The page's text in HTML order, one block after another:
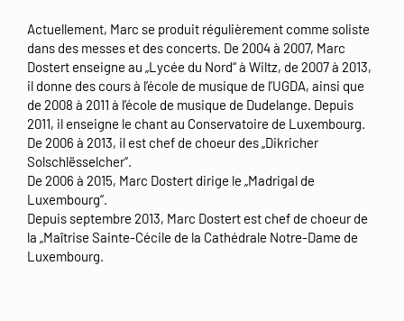
Actuellement, Marc se produit régulièrement comme soliste
dans des messes et des concerts. De 2004 à 2007, Marc
Dostert enseigne au „Lycée du Nord“ à Wiltz, de 2007 à 2013,
il donne des cours à l’école de musique de l’UGDA, ainsi que
de 2008 à 2011 à l’école de musique de Dudelange. Depuis
2011, il enseigne le chant au Conservatoire de Luxembourg.
De 2006 à 2013, il est chef de choeur des „Dikricher
Solschlësselcher“.
De 2006 à 2015, Marc Dostert dirige le „Madrigal de
Luxembourg“.
Depuis septembre 2013, Marc Dostert est chef de choeur de
la „Maîtrise Sainte-Cécile de la Cathédrale Notre-Dame de
Luxembourg.